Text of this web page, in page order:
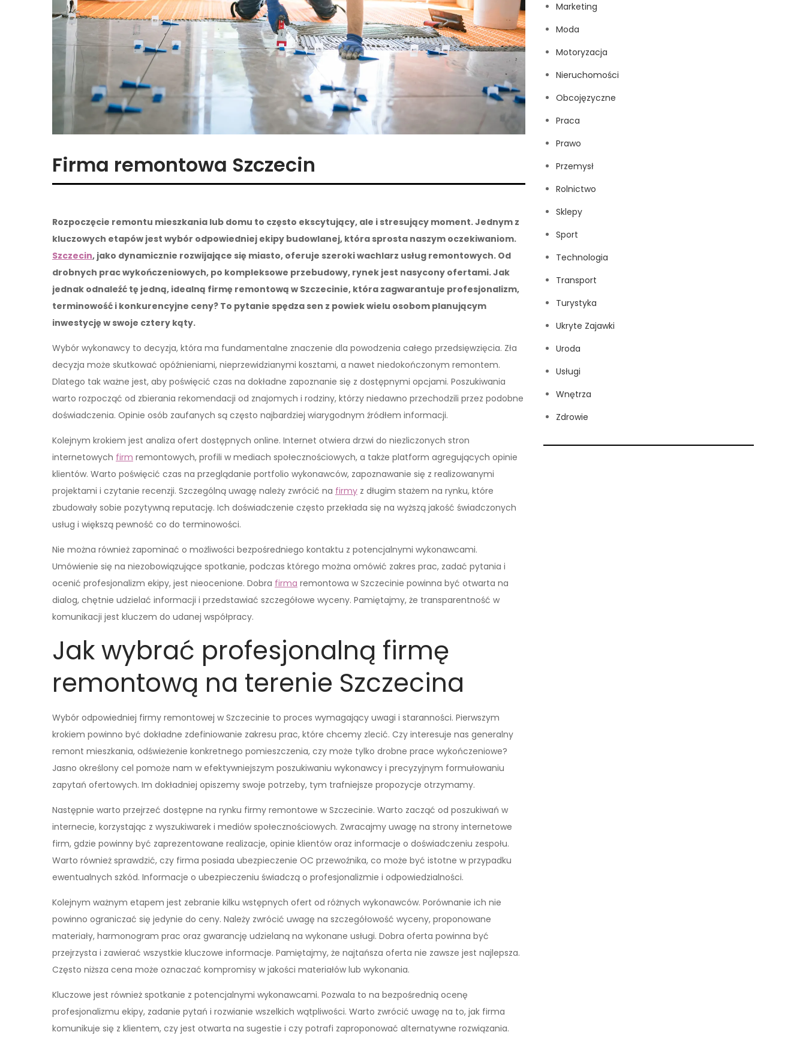
Firma remontowa Szczecin
Rozpoczęcie remontu mieszkania lub domu to często ekscytujący, ale i stresujący moment. Jednym z
kluczowych etapów jest wybór odpowiedniej ekipy budowlanej, która sprosta naszym oczekiwaniom.
Szczecin, jako dynamicznie rozwijające się miasto, oferuje szeroki wachlarz usług remontowych. Od
drobnych prac wykończeniowych, po kompleksowe przebudowy, rynek jest nasycony ofertami. Jak
jednak odnaleźć tę jedną, idealną firmę remontową w Szczecinie, która zagwarantuje profesjonalizm,
terminowość i konkurencyjne ceny? To pytanie spędza sen z powiek wielu osobom planującym
inwestycję w swoje cztery kąty.
Wybór wykonawcy to decyzja, która ma fundamentalne znaczenie dla powodzenia całego przedsięwzięcia. Zła
decyzja może skutkować opóźnieniami, nieprzewidzianymi kosztami, a nawet niedokończonym remontem.
Dlatego tak ważne jest, aby poświęcić czas na dokładne zapoznanie się z dostępnymi opcjami. Poszukiwania
warto rozpocząć od zbierania rekomendacji od znajomych i rodziny, którzy niedawno przechodzili przez podobne
doświadczenia. Opinie osób zaufanych są często najbardziej wiarygodnym źródłem informacji.
Kolejnym krokiem jest analiza ofert dostępnych online. Internet otwiera drzwi do niezliczonych stron
internetowych firm remontowych, profili w mediach społecznościowych, a także platform agregujących opinie
klientów. Warto poświęcić czas na przeglądanie portfolio wykonawców, zapoznawanie się z realizowanymi
projektami i czytanie recenzji. Szczególną uwagę należy zwrócić na firmy z długim stażem na rynku, które
zbudowały sobie pozytywną reputację. Ich doświadczenie często przekłada się na wyższą jakość świadczonych
usług i większą pewność co do terminowości.
Nie można również zapominać o możliwości bezpośredniego kontaktu z potencjalnymi wykonawcami.
Umówienie się na niezobowiązujące spotkanie, podczas którego można omówić zakres prac, zadać pytania i
ocenić profesjonalizm ekipy, jest nieocenione. Dobra firma remontowa w Szczecinie powinna być otwarta na
dialog, chętnie udzielać informacji i przedstawiać szczegółowe wyceny. Pamiętajmy, że transparentność w
komunikacji jest kluczem do udanej współpracy.
Jak wybrać profesjonalną firmę
remontową na terenie Szczecina
Wybór odpowiedniej firmy remontowej w Szczecinie to proces wymagający uwagi i staranności. Pierwszym
krokiem powinno być dokładne zdefiniowanie zakresu prac, które chcemy zlecić. Czy interesuje nas generalny
remont mieszkania, odświeżenie konkretnego pomieszczenia, czy może tylko drobne prace wykończeniowe?
Jasno określony cel pomoże nam w efektywniejszym poszukiwaniu wykonawcy i precyzyjnym formułowaniu
zapytań ofertowych. Im dokładniej opiszemy swoje potrzeby, tym trafniejsze propozycje otrzymamy.
Następnie warto przejrzeć dostępne na rynku firmy remontowe w Szczecinie. Warto zacząć od poszukiwań w
internecie, korzystając z wyszukiwarek i mediów społecznościowych. Zwracajmy uwagę na strony internetowe
firm, gdzie powinny być zaprezentowane realizacje, opinie klientów oraz informacje o doświadczeniu zespołu.
Warto również sprawdzić, czy firma posiada ubezpieczenie OC przewoźnika, co może być istotne w przypadku
ewentualnych szkód. Informacje o ubezpieczeniu świadczą o profesjonalizmie i odpowiedzialności.
Kolejnym ważnym etapem jest zebranie kilku wstępnych ofert od różnych wykonawców. Porównanie ich nie
powinno ograniczać się jedynie do ceny. Należy zwrócić uwagę na szczegółowość wyceny, proponowane
materiały, harmonogram prac oraz gwarancję udzielaną na wykonane usługi. Dobra oferta powinna być
przejrzysta i zawierać wszystkie kluczowe informacje. Pamiętajmy, że najtańsza oferta nie zawsze jest najlepsza.
Często niższa cena może oznaczać kompromisy w jakości materiałów lub wykonania.
Kluczowe jest również spotkanie z potencjalnymi wykonawcami. Pozwala to na bezpośrednią ocenę
profesjonalizmu ekipy, zadanie pytań i rozwianie wszelkich wątpliwości. Warto zwrócić uwagę na to, jak firma
komunikuje się z klientem, czy jest otwarta na sugestie i czy potrafi zaproponować alternatywne rozwiązania.
Marketing
Moda
Motoryzacja
Nieruchomości
Obcojęzyczne
Praca
Prawo
Przemysł
Rolnictwo
Sklepy
Sport
Technologia
Transport
Turystyka
Ukryte Zajawki
Uroda
Usługi
Wnętrza
Zdrowie